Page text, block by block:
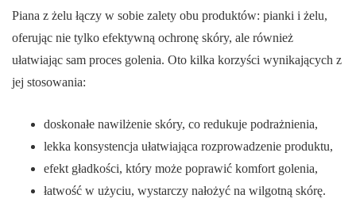
Piana z żelu łączy w sobie zalety obu produktów: pianki i żelu,
oferując nie tylko efektywną ochronę skóry, ale również
ułatwiając sam proces golenia. Oto kilka korzyści wynikających z
jej stosowania:
doskonałe nawilżenie skóry, co redukuje podrażnienia,
lekka konsystencja ułatwiająca rozprowadzenie produktu,
efekt gładkości, który może poprawić komfort golenia,
łatwość w użyciu, wystarczy nałożyć na wilgotną skórę.